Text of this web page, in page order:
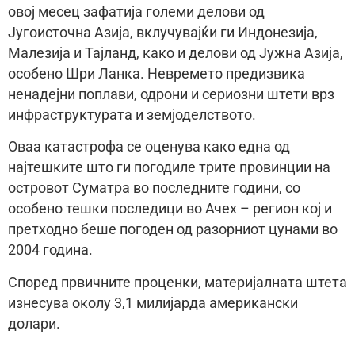
овој месец зафатија големи делови од
Југоисточна Азија, вклучувајќи ги Индонезија,
Малезија и Тајланд, како и делови од Јужна Азија,
особено Шри Ланка. Невремето предизвика
ненадејни поплави, одрони и сериозни штети врз
инфраструктурата и земјоделството.
Оваа катастрофа се оценува како една од
најтешките што ги погодиле трите провинции на
островот Суматра во последните години, со
особено тешки последици во Ачех – регион кој и
претходно беше погоден од разорниот цунами во
2004 година.
Според првичните проценки, материјалната штета
изнесува околу 3,1 милијарда американски
долари.